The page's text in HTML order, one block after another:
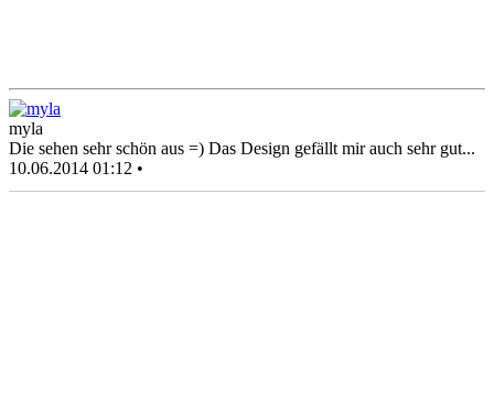
myla
Die sehen sehr schön aus =) Das Design gefällt mir auch sehr gut...
10.06.2014 01:12 •